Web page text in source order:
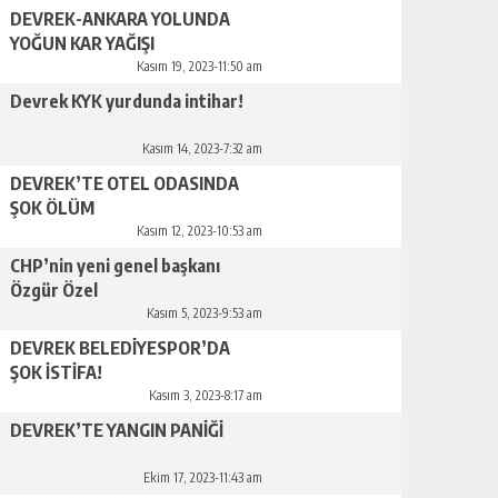
DEVREK-ANKARA YOLUNDA
YOĞUN KAR YAĞIŞI
Kasım 19, 2023-11:50 am
Devrek KYK yurdunda intihar!
Kasım 14, 2023-7:32 am
DEVREK’TE OTEL ODASINDA
ŞOK ÖLÜM
Kasım 12, 2023-10:53 am
CHP’nin yeni genel başkanı
Özgür Özel
Kasım 5, 2023-9:53 am
DEVREK BELEDİYESPOR’DA
ŞOK İSTİFA!
Kasım 3, 2023-8:17 am
DEVREK’TE YANGIN PANİĞİ
Ekim 17, 2023-11:43 am